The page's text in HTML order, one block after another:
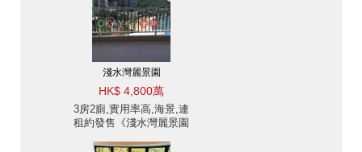
淺水灣麗景園
HK$ 4,800萬
3房2廁,實用率高,海景,連
租約發售《淺水灣麗景園